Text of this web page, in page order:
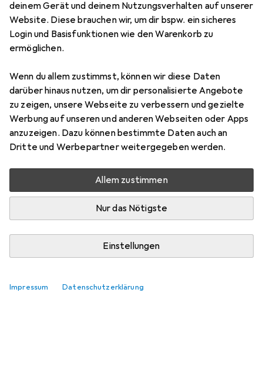
deinem Gerät und deinem Nutzungsverhalten auf unserer
Website. Diese brauchen wir, um dir bspw. ein sicheres
Login und Basisfunktionen wie den Warenkorb zu
ermöglichen.
Wenn du allem zustimmst, können wir diese Daten
darüber hinaus nutzen, um dir personalisierte Angebote
zu zeigen, unsere Webseite zu verbessern und gezielte
Werbung auf unseren und anderen Webseiten oder Apps
anzuzeigen. Dazu können bestimmte Daten auch an
Dritte und Werbepartner weitergegeben werden.
Allem zustimmen
Nur das Nötigste
Einstellungen
Impressum Datenschutzerklärung
Produkte Forum